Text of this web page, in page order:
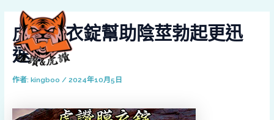
虎讚膜衣錠幫助陰莖勃起更迅
速！
作者: kingboo / 2024年10月5日
navigation